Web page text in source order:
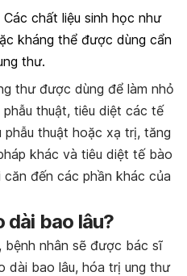
Các chất liệu sinh học như
kháng thể được dùng cẩn
thư.
thư được dùng để làm nhỏ
thuật, tiêu diệt các tế
thuật hoặc xạ trị, tăng
khác và tiêu diệt tế bào
đến các phần khác của
dài bao lâu?
bệnh nhân sẽ được bác sĩ
dài bao lâu, hóa trị ung thư